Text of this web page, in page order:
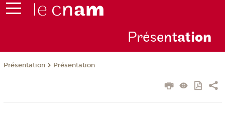
Présentation
Présentation Présentation